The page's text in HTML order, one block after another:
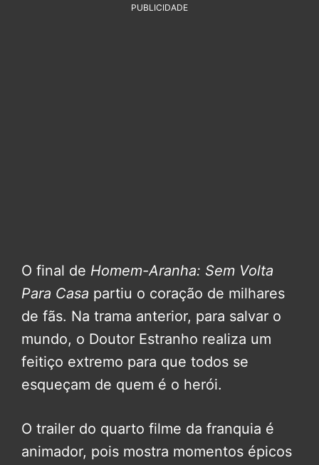
PUBLICIDADE
O final de Homem-Aranha: Sem Volta
Para Casa partiu o coração de milhares
de fãs. Na trama anterior, para salvar o
mundo, o Doutor Estranho realiza um
feitiço extremo para que todos se
esqueçam de quem é o herói.
O trailer do quarto filme da franquia é
animador, pois mostra momentos épicos